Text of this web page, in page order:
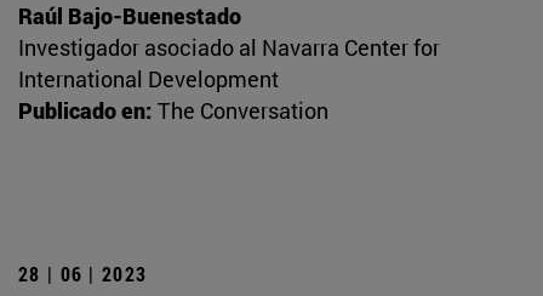
Raúl Bajo-Buenestado
Investigador asociado al Navarra Center for
International Development
Publicado en: The Conversation
28 | 06 | 2023